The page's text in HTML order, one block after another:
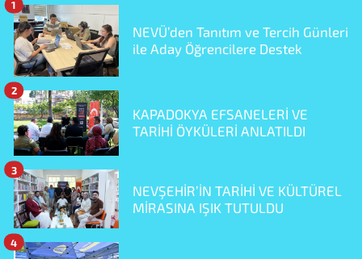
NEVÜ’den Tanıtım ve Tercih Günleri
ile Aday Öğrencilere Destek
1
KAPADOKYA EFSANELERİ VE
TARİHİ ÖYKÜLERİ ANLATILDI
2
NEVŞEHİR’İN TARİHİ VE KÜLTÜREL
MİRASINA IŞIK TUTULDU
3
4